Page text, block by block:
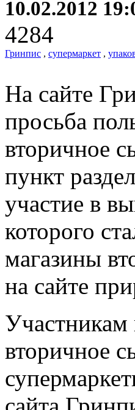
10.02.2012
4284
Гринпис , супермаркет ,
На сайте
просьба
вторичное
пункт
участие в
которого
магазины
на сайте
Участникам
вторичное